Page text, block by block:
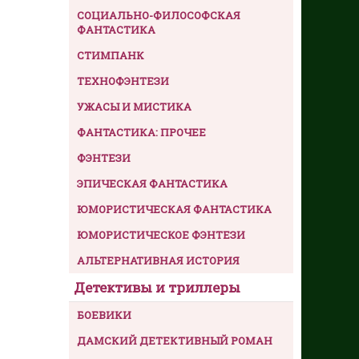
СОЦИАЛЬНО-ФИЛОСОФСКАЯ
ФАНТАСТИКА
СТИМПАНК
ТЕХНОФЭНТЕЗИ
УЖАСЫ И МИСТИКА
ФАНТАСТИКА: ПРОЧЕЕ
ФЭНТЕЗИ
ЭПИЧЕСКАЯ ФАНТАСТИКА
ЮМОРИСТИЧЕСКАЯ ФАНТАСТИКА
ЮМОРИСТИЧЕСКОЕ ФЭНТЕЗИ
АЛЬТЕРНАТИВНАЯ ИСТОРИЯ
Детективы и триллеры
БОЕВИКИ
ДАМСКИЙ ДЕТЕКТИВНЫЙ РОМАН